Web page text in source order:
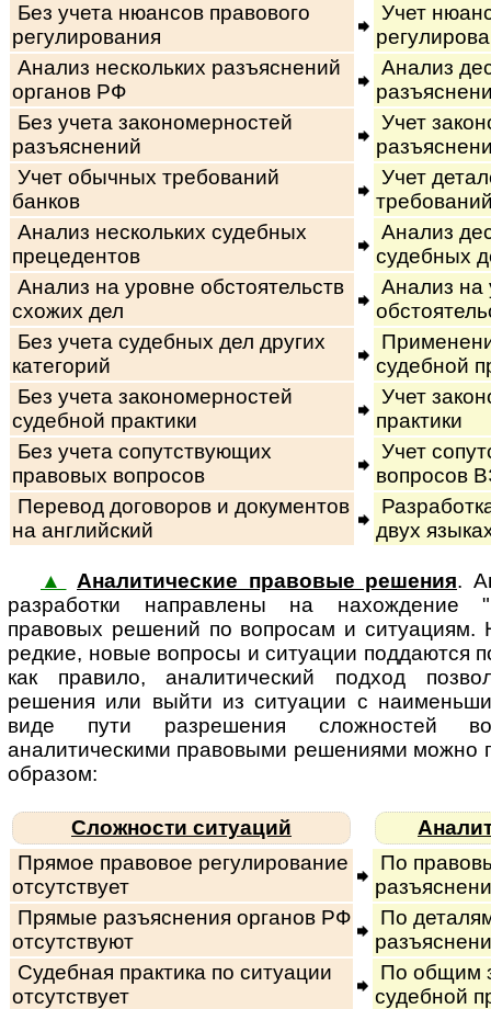
Без учета нюансов правового
регулирования
Учет
Анализ нескольких разъяснений
органов РФ
Анализ
Без учета закономерностей
разъяснений
Учет
Учет обычных требований
банков
Учет
Анализ нескольких судебных
прецедентов
Анализ
судебных
Анализ на уровне обстоятельств
схожих дел
Анализ на
Без учета судебных дел других
категорий
судебной
Без учета закономерностей
судебной практики
Учет
практики
Без учета сопутствующих
правовых вопросов
Учет
вопросов
Перевод договоров и документов
на английский
двух
▲ Аналитические правовые решения.
раз­ра­бот­ки на­п­рав­ле­ны на на­хож­де­ние
правовых решений по вопросам и
редкие, новые вопросы и ситуации поддаются
как правило, аналитический подход
решения или выйти из ситуации с
виде пути разрешения сложностей
аналитическими правовыми решениями можно
образом:
Сложности ситуаций
Прямое правовое регулирование
отсутствует
По
Прямые разъяснения органов РФ
отсутствуют
По
Судебная практика по ситуации
отсутствует
По общим
судебной